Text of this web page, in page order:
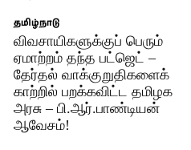
தமிழ்நாடு
விவசாயிகளுக்குப் பெரும்
ஏமாற்றம் தந்த பட்ஜெட் –
தேர்தல் வாக்குறுதிகளைக்
காற்றில் பறக்கவிட்ட தமிழக
அரசு – பி.ஆர்.பாண்டியன்
ஆவேசம்!